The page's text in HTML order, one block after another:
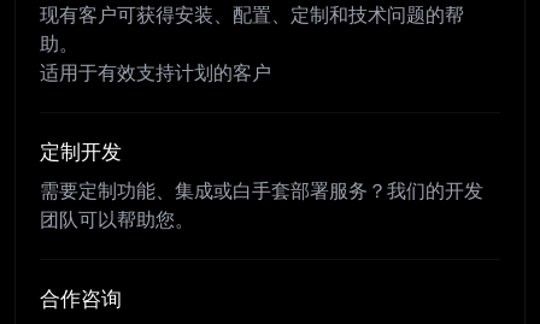
现有客户可获得安装、配置、定制和技术问题的帮
助。
适用于有效支持计划的客户
定制开发
需要定制功能、集成或白手套部署服务？我们的开发
团队可以帮助您。
合作咨询